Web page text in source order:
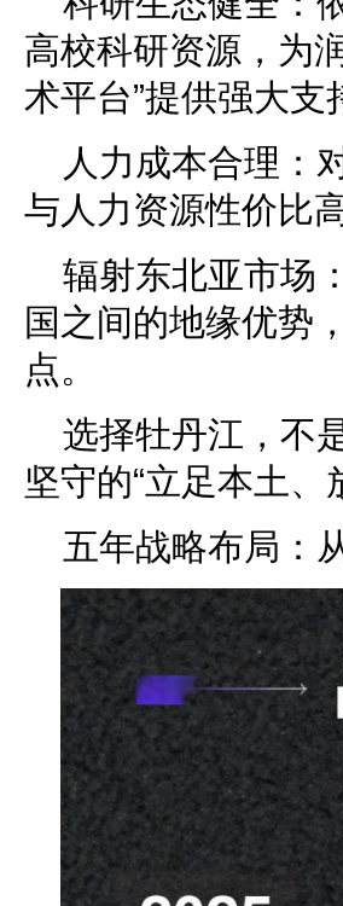
高校科研资源，为
术平台”提供强大支
人力成本合理：
与人力资源性价比
辐射东北亚市场
国之间的地缘优势
点。
选择牡丹江，不
坚守的“立足本土
五年战略布局：